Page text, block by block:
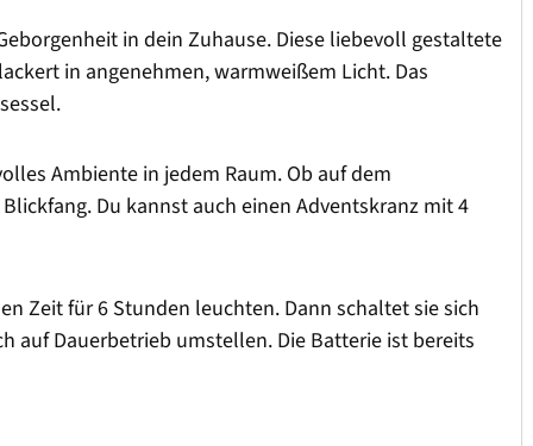
in dein Zuhause. Diese liebevoll gestaltete
in angenehmen, warmweißem Licht. Das
Ambiente in jedem Raum. Ob auf dem
Du kannst auch einen Adventskranz mit 4
Zeit für 6 Stunden leuchten. Dann schaltet sie sich
auf Dauerbetrieb umstellen. Die Batterie ist bereits